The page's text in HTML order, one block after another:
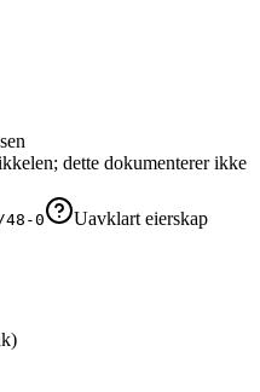
dette dokumenterer ikke
48-0
Uavklart eierskap
)